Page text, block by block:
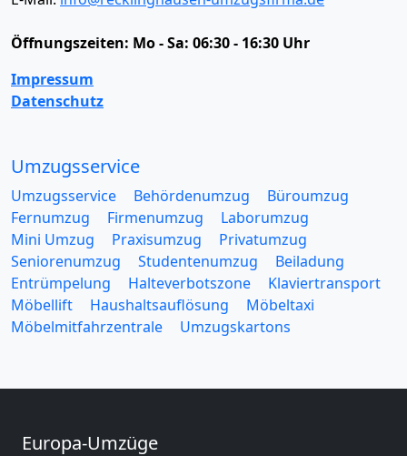
Öffnungszeiten: Mo - Sa: 06:30 - 16:30 Uhr
Impressum
Datenschutz
Umzugsservice
Umzugsservice Behördenumzug
Büroumzug
Fernumzug
Firmenumzug
Laborumzug
Mini Umzug
Praxisumzug
Privatumzug
Seniorenumzug
Studentenumzug
Beiladung
Entrümpelung
Halteverbotszone
Klaviertransport
Möbellift
Haushaltsauflösung
Möbeltaxi
Möbelmitfahrzentrale
Umzugskartons
Europa-Umzüge